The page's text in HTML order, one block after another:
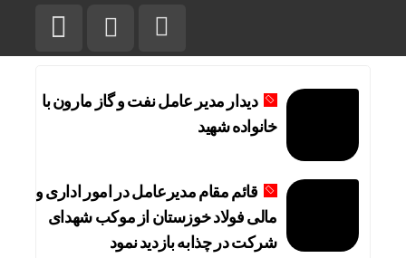
دیدار مدیر عامل نفت و گاز مارون با
خانواده شهید
قائم مقام مدیرعامل در امور اداری و
مالی فولاد خوزستان از موکب شهدای
شرکت در چذابه بازدید نمود